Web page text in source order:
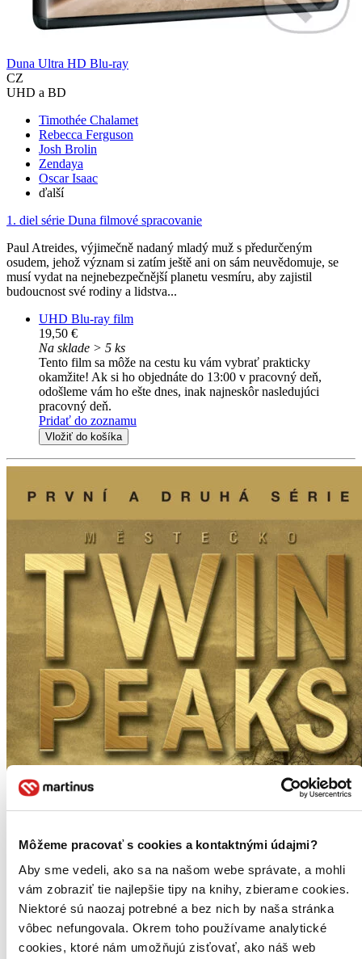
Môžeme pracovať s cookies a kontaktnými údajmi?
Aby sme vedeli, ako sa na našom webe správate, a mohli
vám zobraziť tie najlepšie tipy na knihy, zbierame cookies.
Niektoré sú naozaj potrebné a bez nich by naša stránka
vôbec nefungovala. Okrem toho používame analytické
cookies, ktoré nám umožňujú zisťovať, ako náš web
Duna Ultra HD Blu-ray
CZ
UHD a BD
Timothée Chalamet
Rebecca Ferguson
Josh Brolin
Zendaya
Oscar Isaac
ďalší
1. diel série Duna filmové spracovanie
Paul Atreides, výjimečně nadaný mladý muž s předurčeným
osudem, jehož význam si zatím ještě ani on sám neuvědomuje, se
musí vydat na nejnebezpečnější planetu vesmíru, aby zajistil
budoucnost své rodiny a lidstva...
UHD Blu-ray film
19,50 €
Na sklade > 5 ks
Tento film sa môže na cestu ku vám vybrať prakticky
okamžite! Ak si ho objednáte do 13:00 v pracovný deň,
odošleme vám ho ešte dnes, inak najneskôr nasledujúci
pracovný deň.
Pridať do zoznamu
Vložiť do košíka